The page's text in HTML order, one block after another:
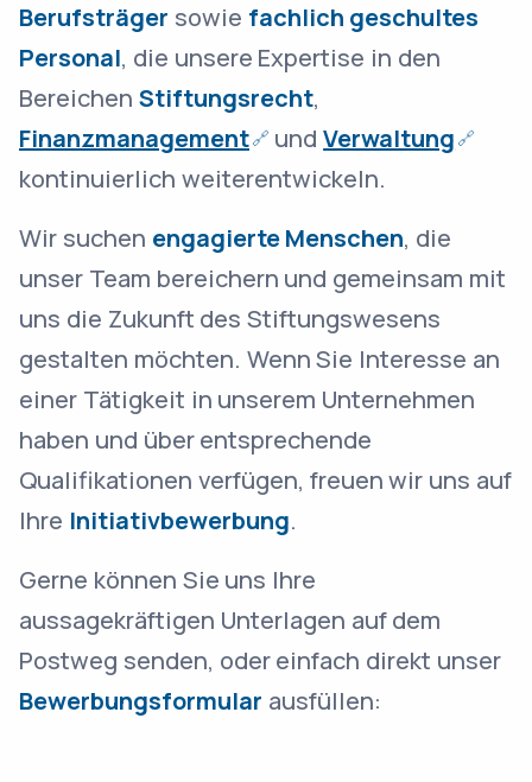
Berufsträger sowie fachlich geschultes
Personal, die unsere Expertise in den
Bereichen Stiftungsrecht,
Finanzmanagement
undVerwaltung
kontinuierlich weiterentwickeln.
Wir suchen engagierte Menschen, die
unser Team bereichern und gemeinsam mit
uns die Zukunft des Stiftungswesens
gestalten möchten. Wenn Sie Interesse an
einer Tätigkeit in unserem Unternehmen
haben und über entsprechende
Qualifikationen verfügen, freuen wir uns auf
Ihre Initiativbewerbung.
Gerne können Sie uns Ihre
aussagekräftigen Unterlagen auf dem
Postweg senden, oder einfach direkt unser
Bewerbungsformular ausfüllen: